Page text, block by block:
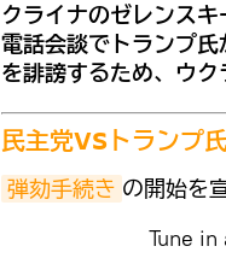
クライナのゼレンス
電話会談でトランプ
を誹謗するため、ウ
民主党VSトランプ
弾劾手続き の開始を
Tune